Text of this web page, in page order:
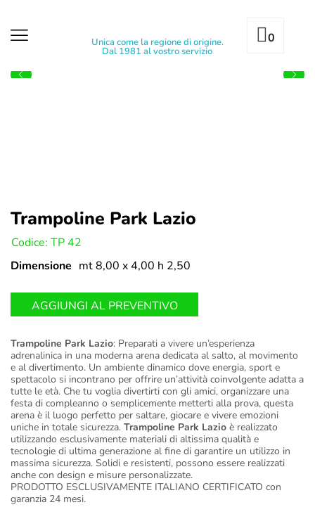
Unica come la regione di origine.
Dal 1981 al vostro servizio
0
Trampoline Park Lazio
Codice: TP 42
Dimensione mt 8,00 x 4,00 h 2,50
AGGIUNGI AL PREVENTIVO
Trampoline Park Lazio: Preparati a vivere un’esperienza
adrenalinica in una moderna arena dedicata al salto, al movimento
e al divertimento. Un ambiente dinamico dove energia, sport e
spettacolo si incontrano per offrire un’attività coinvolgente adatta a
tutte le età. Che tu voglia divertirti con gli amici, organizzare una
festa di compleanno o semplicemente metterti alla prova, questa
arena è il luogo perfetto per saltare, giocare e vivere emozioni
uniche in totale sicurezza. Trampoline Park Lazio è realizzato
utilizzando esclusivamente materiali di altissima qualità e
tecnologie di ultima generazione al fine di garantire un utilizzo in
massima sicurezza. Solidi e resistenti, possono essere realizzati
anche con design e misure personalizzate.
PRODOTTO ESCLUSIVAMENTE ITALIANO CERTIFICATO con
garanzia 24 mesi.